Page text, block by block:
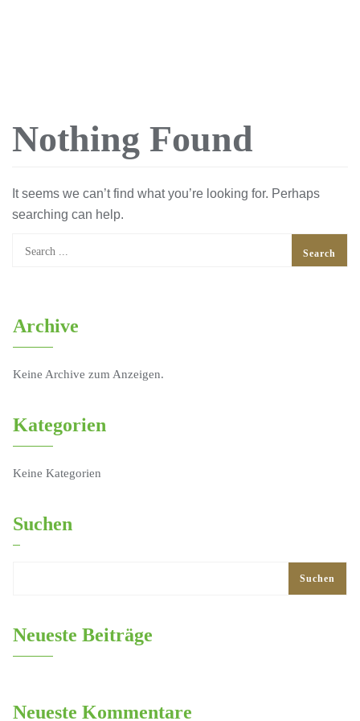
Nothing Found
It seems we can’t find what you’re looking for. Perhaps
searching can help.
Archive
Keine Archive zum Anzeigen.
Kategorien
Keine Kategorien
Suchen
Suchen
Neueste Beiträge
Neueste Kommentare